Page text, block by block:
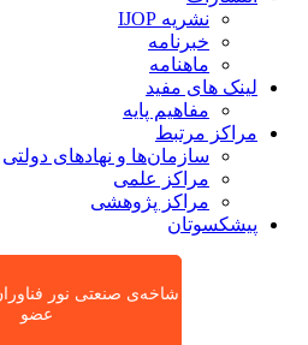
نشریه IJOP
خبرنامه
ماهنامه
لینک های مفید
مفاهیم پایه
مراکز مرتبط
سازمان‌ها و نهادهای دولتی
مراکز علمی
مراکز پژوهشی
پیشکسوتان
شاخه‌ی صنعتی نور
عضو